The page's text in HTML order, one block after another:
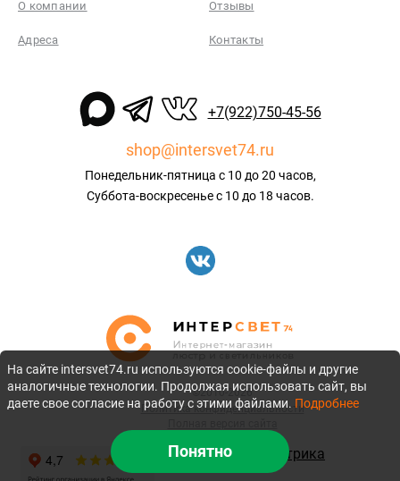
О компании Отзывы
Адреса Контакты
+7(922)750-45-56
shop@intersvet74.ru
Понедельник-пятница с 10 до 20 часов,
Суббота-воскресенье с 10 до 18 часов.
©2010-2026
Политика конфиденциальности
На сайте intersvet74.ru используются cookie-файлы и другие
аналогичные технологии. Продолжая использовать сайт, вы
даете свое согласие на работу с этими файлами. Подробнее
Понятно